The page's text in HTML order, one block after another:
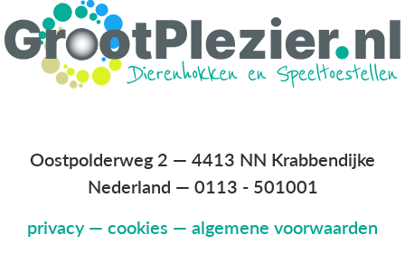
Oostpolderweg 2 — 4413 NN Krabbendijke
Nederland — 0113 - 501001
privacy— cookies — algemene voorwaarden